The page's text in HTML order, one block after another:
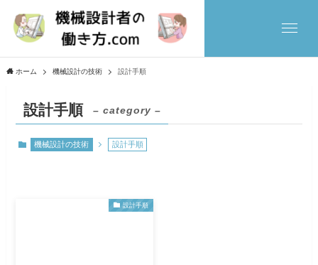
ホーム 機械設計の技術 設計手順
設計手順 – category –
機械設計の技術 設計手順
設計手順